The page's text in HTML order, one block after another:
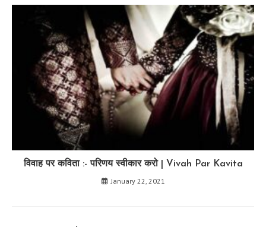
विवाह पर कविता :- परिणय स्वीकार करो | Vivah Par Kavita
January 22, 2021